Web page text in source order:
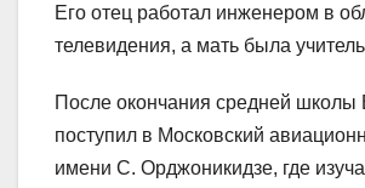
Его отец работал инженером в
телевидения, а мать была
После окончания средней школы
поступил в Московский
имени С. Орджоникидзе, где